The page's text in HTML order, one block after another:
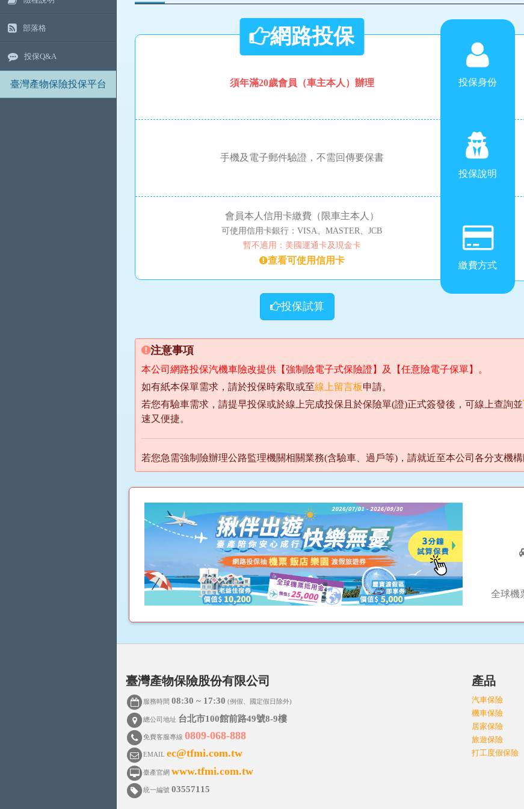
部落格
投保Q&A
臺灣產物保險投保平台
網路投保
須年滿20歲會員（車主本人）辦理
手機及電子郵件驗證，不需回傳要保書
會員本人信用卡繳費（限車主本人）
可使用信用卡銀行：VISA、MASTER、JCB
暫不適用：美國運通卡及現金卡
查看可使用信用卡
投保身份
投保說明
繳費方式
投保試算
注意事項
本公司網路投保汽機車險改提供【強制險電子式保險證】及【任意險電子保單】。
如有紙本保單需求，請於投保時索取或至線上留言板申請。
若您有驗車需求，請提早投保或於線上完成投保且於保險單(證)正式簽發後，可線上查詢並
速又便捷。
若您急需強制險辦理公路監理機關相關業務(含驗車、過戶等)，請就近至本公司各分支機構
全球機
臺灣產物保險股份有限公司
服務時間08:30 ~ 17:30 (例假、國定假日除外)
總公司地址 台北市100館前路49號8-9樓
免費客服專線0809-068-888
EMAILec@tfmi.com.tw
臺產官網www.tfmi.com.tw
統一編號03557115
產品
汽車保險
機車保險
居家保險
旅遊保險
打工度假保險